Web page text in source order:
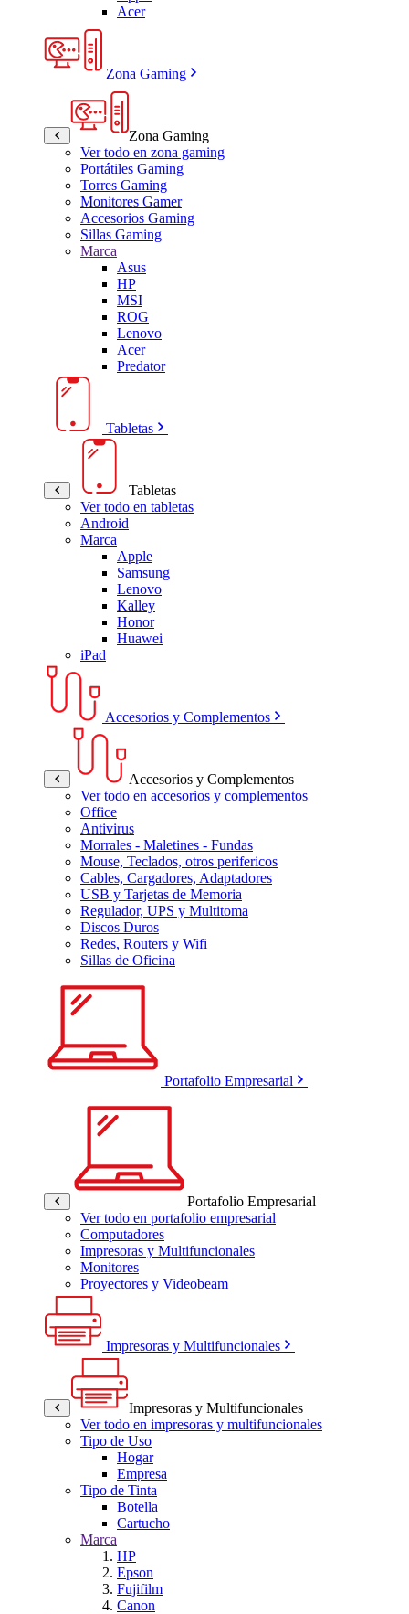
Acer
Zona Gaming
Zona Gaming
Ver todo en zona gaming
Portátiles Gaming
Torres Gaming
Monitores Gamer
Accesorios Gaming
Sillas Gaming
Marca
Asus
HP
MSI
ROG
Lenovo
Acer
Predator
Tabletas
Tabletas
Ver todo en tabletas
Android
Marca
Apple
Samsung
Lenovo
Kalley
Honor
Huawei
iPad
Accesorios y Complementos
Accesorios y Complementos
Ver todo en accesorios y complementos
Office
Antivirus
Morrales - Maletines - Fundas
Mouse, Teclados, otros perifericos
Cables, Cargadores, Adaptadores
USB y Tarjetas de Memoria
Regulador, UPS y Multitoma
Discos Duros
Redes, Routers y Wifi
Sillas de Oficina
Portafolio Empresarial
Portafolio Empresarial
Ver todo en portafolio empresarial
Computadores
Impresoras y Multifuncionales
Monitores
Proyectores y Videobeam
Impresoras y Multifuncionales
Impresoras y Multifuncionales
Ver todo en impresoras y multifuncionales
Tipo de Uso
Hogar
Empresa
Tipo de Tinta
Botella
Cartucho
Marca
HP
Epson
Fujifilm
Canon